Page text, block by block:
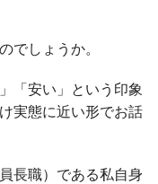
でしょうか。
「安い」という印象
実態に近い形でお話
長職）である私自身